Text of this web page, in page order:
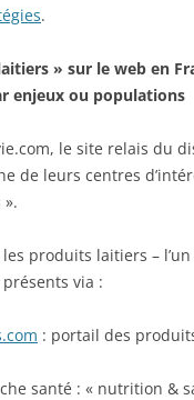
.
» sur le web en
enjeux ou populations
le site relais du
de leurs centres
produits laitiers –
via :
: portail des
santé : « nutrition &